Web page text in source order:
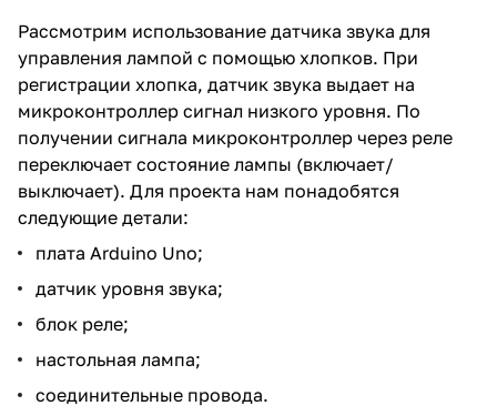
Рассмотрим использование датчика звука для
управления лампой с помощью хлопков. При
регистрации хлопка, датчик звука выдает на
микроконтроллер сигнал низкого уровня. По
получении сигнала микроконтроллер через реле
переключает состояние лампы (включает/
выключает). Для проекта нам понадобятся
следующие детали:
плата Arduino Uno;
датчик уровня звука;
блок реле;
настольная лампа;
соединительные провода.